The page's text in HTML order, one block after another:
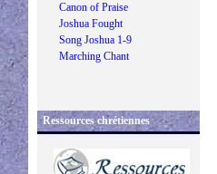
Canon of Praise
Joshua Fought
Song Joshua 1-9
Marching Chant
Ressources chrétiennes